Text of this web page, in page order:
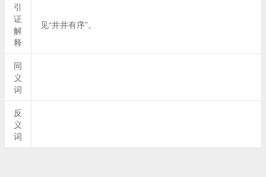
引
证
解
释
见“井井有序”。
同
义
词
反
义
词